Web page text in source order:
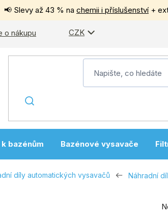
📢 Slevy až 43 % na chemii i příslušenství +
o nákupu CZK
bazénům Bazénové vysavače
díly automatických vysavačů Náhradní